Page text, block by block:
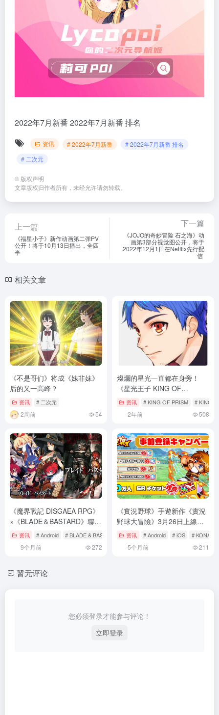
2022年7月新番 2022年7月新番 排名
资讯 # 2022年7月新番
# 2022年7月新番 排名
# 二次元
© 版权声明
文章版权归作者所有，未经允许请勿转载。
上一篇
《福星小子》新作动画第二弹PV
公开！将于10月13日播出，全四
季
下一篇
《JOJO的奇妙冒险 石之海》动
画第3部分视觉图公开，将于
2022年12月1日在Netflix先行配
信 ​​​​
相关文章
《不是哥们》将成《妹非妹》
后的又一高峰？
资讯 # 二次元
2周前 54
燦爛的星光一直都在身旁！
《星光王子 KING OF
PRISM》系列再啟動 2024年
资讯 # KING OF PRISM # KING
2年前 508
《魔界戰記 DISGAEA RPG》
×《BLADE＆BASTARD》聯動
合作第一彈開跑！最多1500顆
魔晶石豪華獎勵登場
资讯 # Android # BLADE & BASTARD # DRECOM
9个月前 272
《實況野球》手遊新作《實況
野球大冒險》3月26日上線！
事前登錄突破30萬送SR票券
资讯 # Android # iOS # KONAMI
5个月前 211
暂无评论
您必须登录才能参与评论！
立即登录